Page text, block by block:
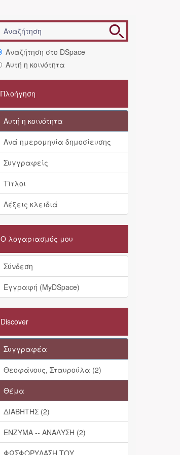
Αναζήτηση στο DSpace
Αυτή η κοινότητα
Πλοήγηση
Αυτή η κοινότητα
Ανά ημερομηνία δημοσίευσης
Συγγραφείς
Τίτλοι
Λέξεις κλειδιά
Ο λογαριασμός μου
Σύνδεση
Εγγραφή (MyDSpace)
Discover
Συγγραφέα
Θεοφάνους, Σταυρούλα (2)
Θέμα
ΔΙΑΒΗΤΗΣ (2)
ΕΝΖΥΜΑ -- ΑΝΑΛΥΣΗ (2)
ΦΩΣΦΟΡΥΛΑΣΗ ΤΟΥ